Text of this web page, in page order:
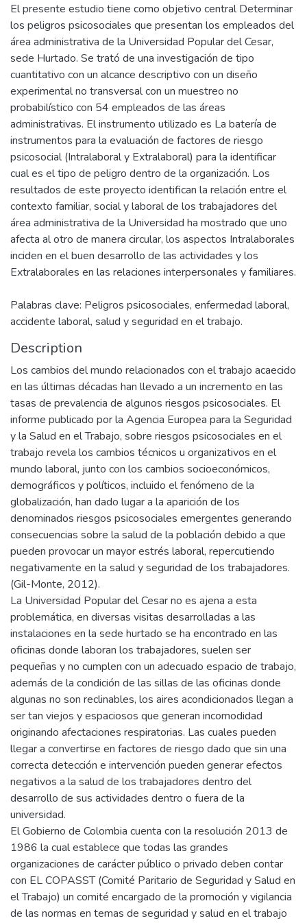
El presente estudio tiene como objetivo central Determinar
los peligros psicosociales que presentan los empleados del
área administrativa de la Universidad Popular del Cesar,
sede Hurtado. Se trató de una investigación de tipo
cuantitativo con un alcance descriptivo con un diseño
experimental no transversal con un muestreo no
probabilístico con 54 empleados de las áreas
administrativas. El instrumento utilizado es La batería de
instrumentos para la evaluación de factores de riesgo
psicosocial (Intralaboral y Extralaboral) para la identificar
cual es el tipo de peligro dentro de la organización. Los
resultados de este proyecto identifican la relación entre el
contexto familiar, social y laboral de los trabajadores del
área administrativa de la Universidad ha mostrado que uno
afecta al otro de manera circular, los aspectos Intralaborales
inciden en el buen desarrollo de las actividades y los
Extralaborales en las relaciones interpersonales y familiares.
Palabras clave: Peligros psicosociales, enfermedad laboral,
accidente laboral, salud y seguridad en el trabajo.
Description
Los cambios del mundo relacionados con el trabajo acaecido
en las últimas décadas han llevado a un incremento en las
tasas de prevalencia de algunos riesgos psicosociales. El
informe publicado por la Agencia Europea para la Seguridad
y la Salud en el Trabajo, sobre riesgos psicosociales en el
trabajo revela los cambios técnicos u organizativos en el
mundo laboral, junto con los cambios socioeconómicos,
demográficos y políticos, incluido el fenómeno de la
globalización, han dado lugar a la aparición de los
denominados riesgos psicosociales emergentes generando
consecuencias sobre la salud de la población debido a que
pueden provocar un mayor estrés laboral, repercutiendo
negativamente en la salud y seguridad de los trabajadores.
(Gil-Monte, 2012).
La Universidad Popular del Cesar no es ajena a esta
problemática, en diversas visitas desarrolladas a las
instalaciones en la sede hurtado se ha encontrado en las
oficinas donde laboran los trabajadores, suelen ser
pequeñas y no cumplen con un adecuado espacio de trabajo,
además de la condición de las sillas de las oficinas donde
algunas no son reclinables, los aires acondicionados llegan a
ser tan viejos y espaciosos que generan incomodidad
originando afectaciones respiratorias. Las cuales pueden
llegar a convertirse en factores de riesgo dado que sin una
correcta detección e intervención pueden generar efectos
negativos a la salud de los trabajadores dentro del
desarrollo de sus actividades dentro o fuera de la
universidad.
El Gobierno de Colombia cuenta con la resolución 2013 de
1986 la cual establece que todas las grandes
organizaciones de carácter público o privado deben contar
con EL COPASST (Comité Paritario de Seguridad y Salud en
el Trabajo) un comité encargado de la promoción y vigilancia
de las normas en temas de seguridad y salud en el trabajo